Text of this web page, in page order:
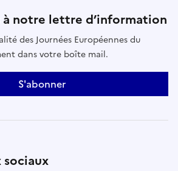
de les appréhender comme
et civilisations, critique
France, commissaire
de préfaces et de textes,
directeur du Centre d’art
à notre lettre d’information
des Journées Européennes du
dans votre boîte mail.
S'abonner
sociaux